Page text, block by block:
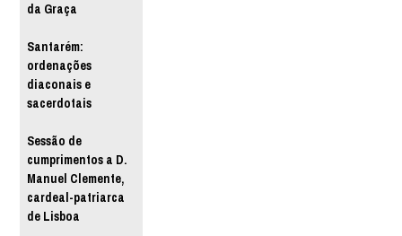
da Graça
Santarém:
ordenações
diaconais e
sacerdotais
Sessão de
cumprimentos a D.
Manuel Clemente,
cardeal-patriarca
de Lisboa